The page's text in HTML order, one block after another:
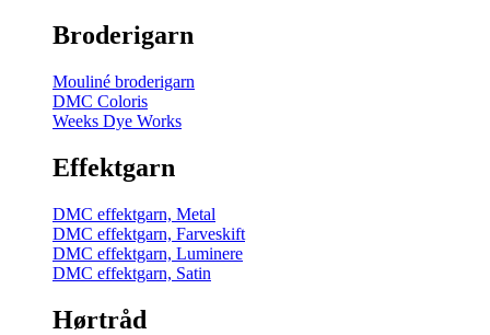
Broderigarn
Mouliné broderigarn
DMC Coloris
Weeks Dye Works
Effektgarn
DMC effektgarn, Metal
DMC effektgarn, Farveskift
DMC effektgarn, Luminere
DMC effektgarn, Satin
Hørtråd